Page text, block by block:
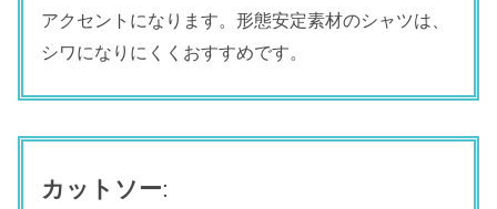
アクセントになります。形態安定素材のシャツは、
シワになりにくくおすすめです。
カットソー: